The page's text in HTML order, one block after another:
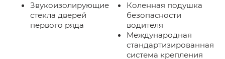
Звукоизолирующие
стекла дверей
первого ряда
Коленная подушка
безопасности
водителя
Международная
стандартизированная
система крепления